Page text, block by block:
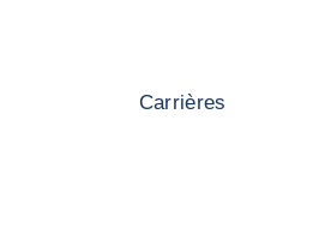
Carrières